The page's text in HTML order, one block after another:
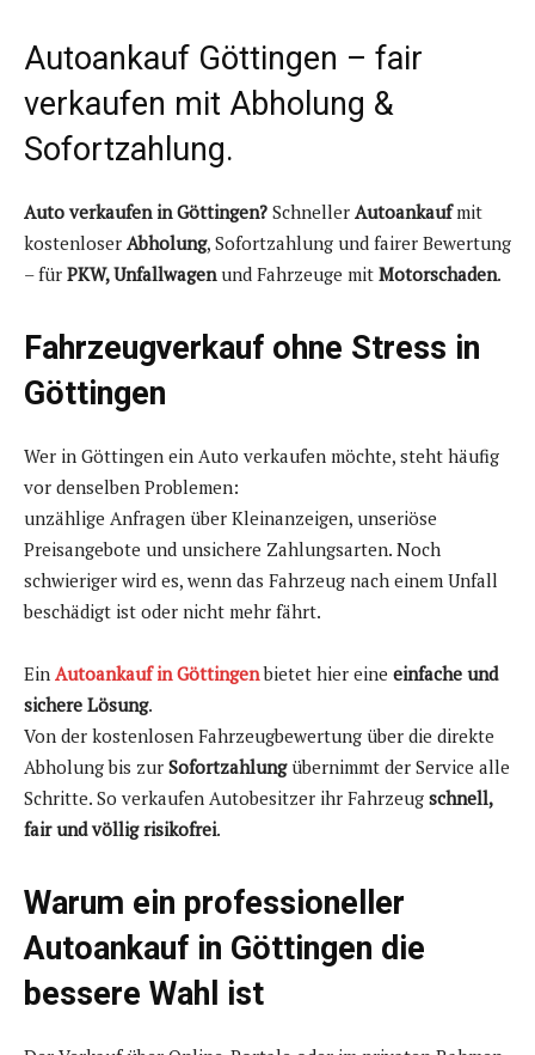
Autoankauf Göttingen – fair
verkaufen mit Abholung &
Sofortzahlung.
Auto verkaufen in Göttingen? Schneller Autoankaufmit
kostenloser Abholung, Sofortzahlung und fairer Bewertung
– für PKW, Unfallwagenund Fahrzeuge mit Motorschaden.
Fahrzeugverkauf ohne Stress in
Göttingen
Wer in Göttingen ein Auto verkaufen möchte, steht häufig
vor denselben Problemen:
unzählige Anfragen über Kleinanzeigen, unseriöse
Preisangebote und unsichere Zahlungsarten. Noch
schwieriger wird es, wenn das Fahrzeug nach einem Unfall
beschädigt ist oder nicht mehr fährt.
Ein Autoankauf in Göttingenbietet hier eine einfache und
sichere Lösung.
Von der kostenlosen Fahrzeugbewertung über die direkte
Abholung bis zur Sofortzahlungübernimmt der Service alle
Schritte. So verkaufen Autobesitzer ihr Fahrzeug schnell,
fair und völlig risikofrei.
Warum ein professioneller
Autoankauf in Göttingen die
bessere Wahl ist